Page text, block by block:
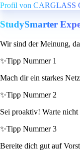
Profil von CARGLASS
StudySmarter
Wir sind der Meinung,
✨Tipp Nummer 1
Mach dir ein starkes
✨Tipp Nummer 2
Sei proaktiv! Warte
✨Tipp Nummer 3
Bereite dich gut auf